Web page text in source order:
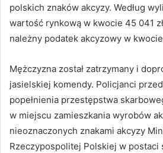
polskich znaków akcyzy. Według
wartość rynkową w kwocie 45 041
należny podatek akcyzowy w kwocie
Mężczyzna został zatrzymany i
jasielskiej komendy. Policjanci
popełnienia przestępstwa
w miejscu zamieszkania wyrobów
nieoznaczonych znakami akcyzy
Rzeczypospolitej Polskiej w postaci